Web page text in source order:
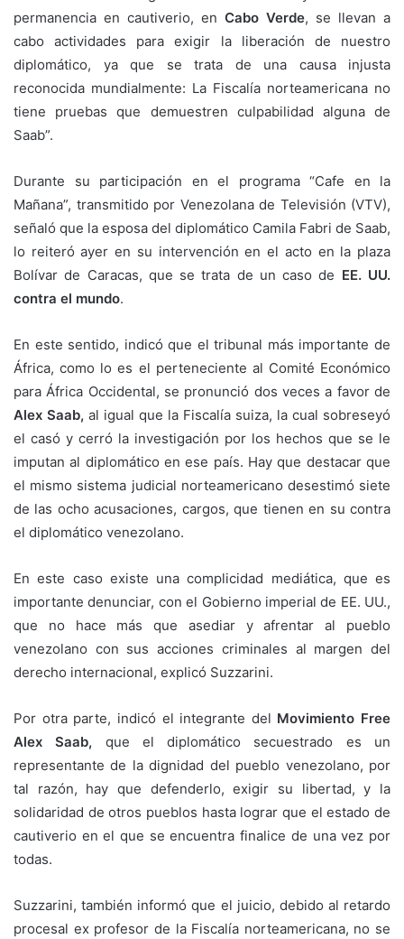
permanencia en cautiverio, en Cabo Verde, se llevan a
cabo actividades para exigir la liberación de nuestro
diplomático, ya que se trata de una causa injusta
reconocida mundialmente: La Fiscalía norteamericana no
tiene pruebas que demuestren culpabilidad alguna de
Saab”.
Durante su participación en el programa “Cafe en la
Mañana”, transmitido por Venezolana de Televisión (VTV),
señaló que la esposa del diplomático Camila Fabri de Saab,
lo reiteró ayer en su intervención en el acto en la plaza
Bolívar de Caracas, que se trata de un caso de EE. UU.
contra el mundo.
En este sentido, indicó que el tribunal más importante de
África, como lo es el perteneciente al Comité Económico
para África Occidental, se pronunció dos veces a favor de
Alex Saab, al igual que la Fiscalía suiza, la cual sobreseyó
el casó y cerró la investigación por los hechos que se le
imputan al diplomático en ese país. Hay que destacar que
el mismo sistema judicial norteamericano desestimó siete
de las ocho acusaciones, cargos, que tienen en su contra
el diplomático venezolano.
En este caso existe una complicidad mediática, que es
importante denunciar, con el Gobierno imperial de EE. UU.,
que no hace más que asediar y afrentar al pueblo
venezolano con sus acciones criminales al margen del
derecho internacional, explicó Suzzarini.
Por otra parte, indicó el integrante del Movimiento Free
Alex Saab, que el diplomático secuestrado es un
representante de la dignidad del pueblo venezolano, por
tal razón, hay que defenderlo, exigir su libertad, y la
solidaridad de otros pueblos hasta lograr que el estado de
cautiverio en el que se encuentra finalice de una vez por
todas.
Suzzarini, también informó que el juicio, debido al retardo
procesal ex profesor de la Fiscalía norteamericana, no se